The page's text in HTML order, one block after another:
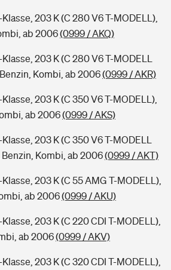
203 K (C 280 V6 T-MODELL),
ab 2006(0999 / AKQ)
203 K (C 280 V6 T-MODELL
Kombi, ab 2006(0999 / AKR)
203 K (C 350 V6 T-MODELL),
ab 2006(0999 / AKS)
203 K (C 350 V6 T-MODELL
Kombi, ab 2006(0999 / AKT)
203 K (C 55 AMG T-MODELL),
ab 2006(0999 / AKU)
203 K (C 220 CDI T-MODELL),
ab 2006(0999 / AKV)
203 K (C 320 CDI T-MODELL),